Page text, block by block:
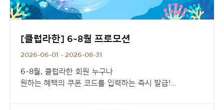
[클럽라한] 6~8월 프로모션
2026-06-01 - 2026-08-31
6~8월, 클럽라한 회원 누구나
원하는 혜택의 쿠폰 코드를 입력하는 즉시 발급!